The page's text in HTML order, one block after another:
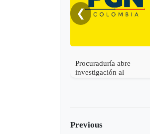
❮
Procuraduría abre
investigación al
política
Previous